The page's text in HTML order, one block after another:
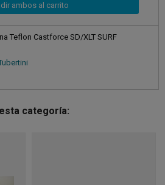
ambos al carrito
Teflon Castforce SD/XLT SURF
categoría: